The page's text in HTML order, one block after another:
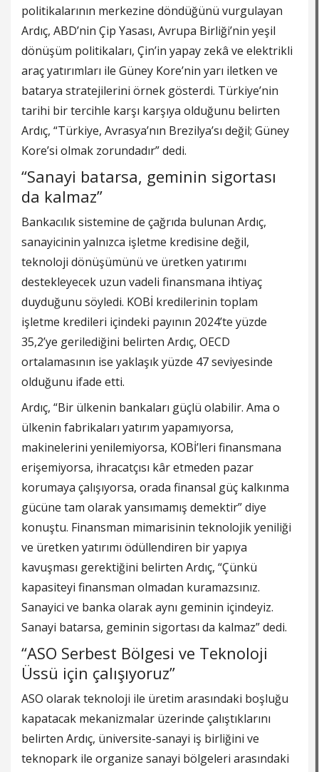
politikalarının merkezine döndüğünü vurgulayan
Ardıç, ABD’nin Çip Yasası, Avrupa Birliği’nin yeşil
dönüşüm politikaları, Çin’in yapay zekâ ve elektrikli
araç yatırımları ile Güney Kore’nin yarı iletken ve
batarya stratejilerini örnek gösterdi. Türkiye’nin
tarihi bir tercihle karşı karşıya olduğunu belirten
Ardıç, “Türkiye, Avrasya’nın Brezilya’sı değil; Güney
Kore’si olmak zorundadır” dedi.
“Sanayi batarsa, geminin sigortası
da kalmaz”
Bankacılık sistemine de çağrıda bulunan Ardıç,
sanayicinin yalnızca işletme kredisine değil,
teknoloji dönüşümünü ve üretken yatırımı
destekleyecek uzun vadeli finansmana ihtiyaç
duyduğunu söyledi. KOBİ kredilerinin toplam
işletme kredileri içindeki payının 2024’te yüzde
35,2’ye gerilediğini belirten Ardıç, OECD
ortalamasının ise yaklaşık yüzde 47 seviyesinde
olduğunu ifade etti.
Ardıç, “Bir ülkenin bankaları güçlü olabilir. Ama o
ülkenin fabrikaları yatırım yapamıyorsa,
makinelerini yenilemiyorsa, KOBİ’leri finansmana
erişemiyorsa, ihracatçısı kâr etmeden pazar
korumaya çalışıyorsa, orada finansal güç kalkınma
gücüne tam olarak yansımamış demektir” diye
konuştu. Finansman mimarisinin teknolojik yeniliği
ve üretken yatırımı ödüllendiren bir yapıya
kavuşması gerektiğini belirten Ardıç, “Çünkü
kapasiteyi finansman olmadan kuramazsınız.
Sanayici ve banka olarak aynı geminin içindeyiz.
Sanayi batarsa, geminin sigortası da kalmaz” dedi.
“ASO Serbest Bölgesi ve Teknoloji
Üssü için çalışıyoruz”
ASO olarak teknoloji ile üretim arasındaki boşluğu
kapatacak mekanizmalar üzerinde çalıştıklarını
belirten Ardıç, üniversite-sanayi iş birliğini ve
teknopark ile organize sanayi bölgeleri arasındaki